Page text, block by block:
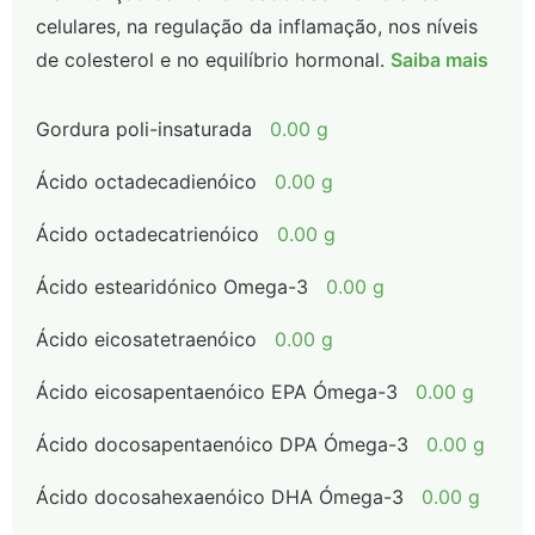
celulares, na regulação da inflamação, nos níveis
de colesterol e no equilíbrio hormonal. Saiba mais
Gordura poli-insaturada 0.00 g
Ácido octadecadienóico 0.00 g
Ácido octadecatrienóico 0.00 g
Ácido estearidónico Omega-3 0.00 g
Ácido eicosatetraenóico 0.00 g
Ácido eicosapentaenóico EPA Ómega-3 0.00 g
Ácido docosapentaenóico DPA Ómega-3 0.00 g
Ácido docosahexaenóico DHA Ómega-3 0.00 g